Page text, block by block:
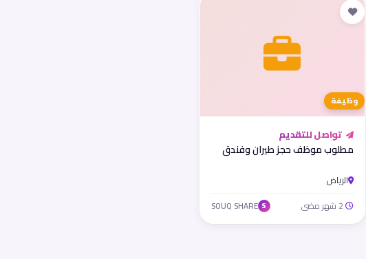
وظيفة
تواصل للتقديم
مطلوب موظف حجز طيران وفندق
الرياض
2 شهر مضى
S
SOUQ SHARE